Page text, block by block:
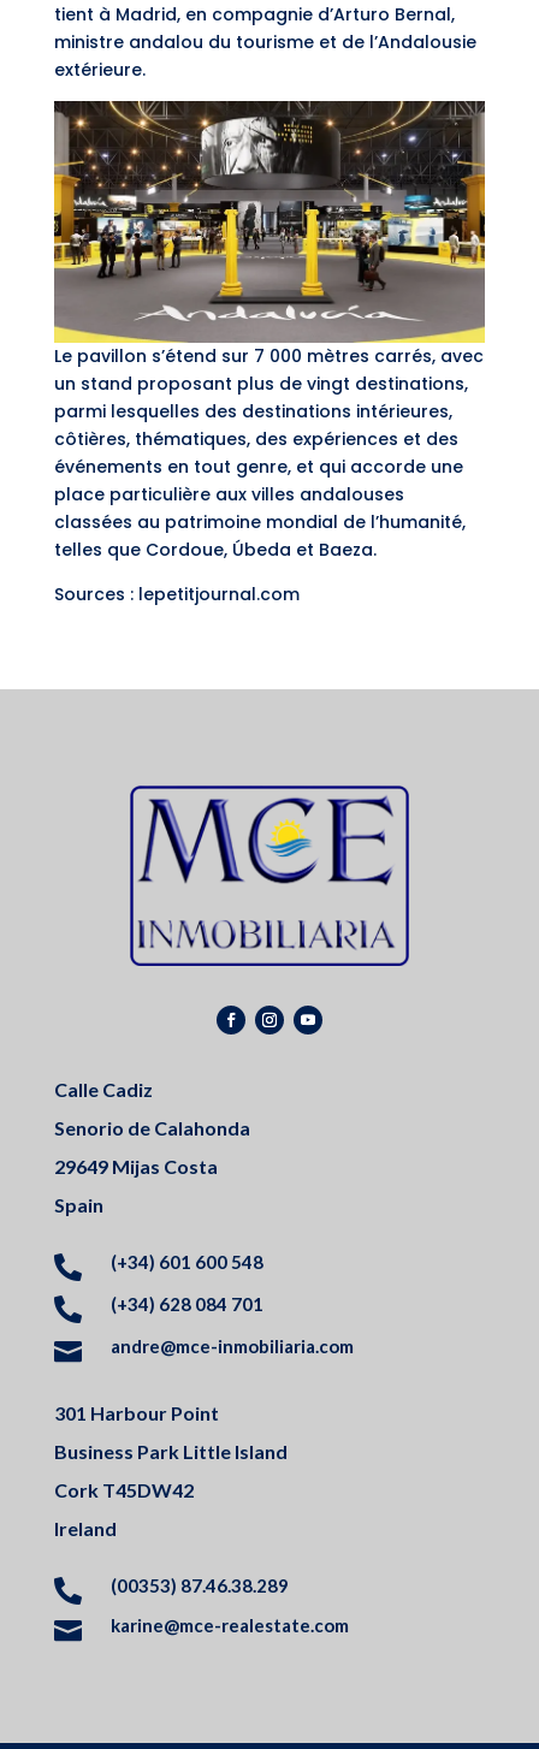
tient à Madrid, en compagnie d’Arturo Bernal,
ministre andalou du tourisme et de l’Andalousie
extérieure.
Le pavillon s’étend sur 7 000 mètres carrés, avec
un stand proposant plus de vingt destinations,
parmi lesquelles des destinations intérieures,
côtières, thématiques, des expériences et des
événements en tout genre, et qui accorde une
place particulière aux villes andalouses
classées au patrimoine mondial de l’humanité,
telles que Cordoue, Úbeda et Baeza.
Sources : lepetitjournal.com
Calle Cadiz
Senorio de Calahonda
29649 Mijas Costa
Spain
 (+34) 601 600 548
 (+34) 628 084 701
 andre@mce-inmobiliaria.com
301 Harbour Point
Business Park Little Island
Cork T45DW42
Ireland
 (00353) 87.46.38.289
 karine@mce-realestate.com